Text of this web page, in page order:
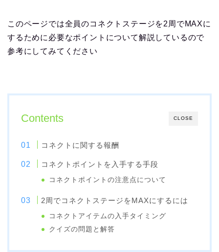
このページでは全員のコネクトステージを2周でMAXに
するために必要なポイントについて解説しているので
参考にしてみてください
CLOSE
Contents
コネクトに関する報酬
コネクトポイントを入手する手段
コネクトポイントの注意点について
2周でコネクトステージをMAXにするには
コネクトアイテムの入手タイミング
クイズの問題と解答